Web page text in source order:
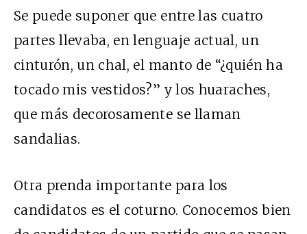
Se puede suponer que entre las cuatro
partes llevaba, en lenguaje actual, un
cinturón, un chal, el manto de “¿quién ha
tocado mis vestidos?” y los huaraches,
que más decorosamente se llaman
sandalias.
Otra prenda importante para los
candidatos es el coturno. Conocemos bien